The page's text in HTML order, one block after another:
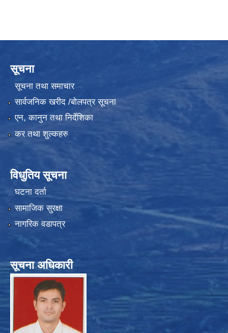
सूचना
सूचना तथा समाचार
सार्वजनिक खरीद /बोलपत्र सूचना
एन, कानुन तथा निर्देशिका
कर तथा शुल्कहरु
विधुतिय सूचना
घटना दर्ता
सामाजिक सुरक्षा
नागरिक वडापत्र
सूचना अधिकारी